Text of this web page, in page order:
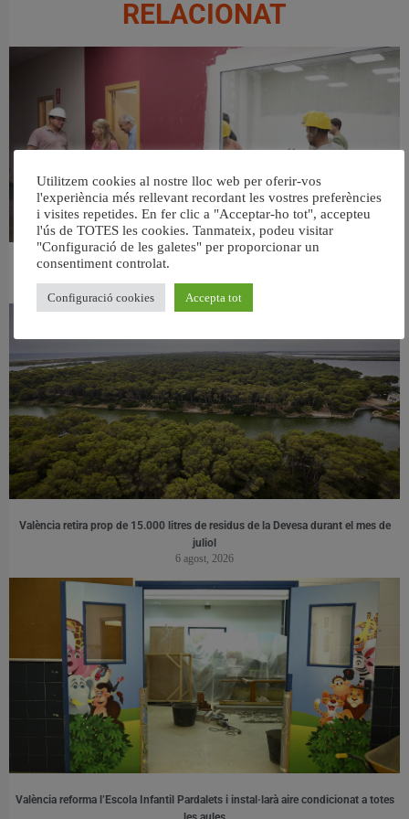
RELACIONAT
València ultima el nou centre per a persones majors del barri de Sant Antoni
6 agost, 2026
València retira prop de 15.000 litres de residus de la Devesa durant el mes de
juliol
6 agost, 2026
València reforma l’Escola Infantil Pardalets i instal·larà aire condicionat a totes
Utilitzem cookies al nostre lloc web per oferir-vos
l'experiència més rellevant recordant les vostres preferències
i visites repetides. En fer clic a "Acceptar-ho tot", accepteu
l'ús de TOTES les cookies. Tanmateix, podeu visitar
"Configuració de les galetes" per proporcionar un
consentiment controlat.
Configuració cookies Accepta tot